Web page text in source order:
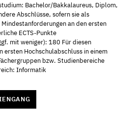
Bachelor/Bakkalaureus, Diplom,
Abschlüsse, sofern sie als
an den ersten
ECTS-Punkte
mit weniger): 180 Für diesen
ersten Hochschulabschluss in einem
bzw. Studienbereiche
Informatik